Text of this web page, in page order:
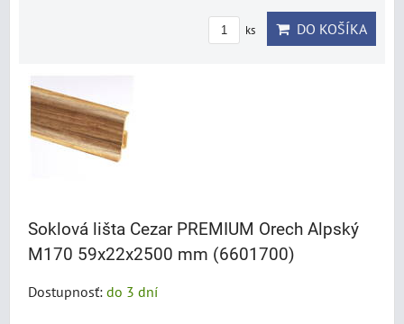
ks DO KOŠÍKA
Soklová lišta Cezar PREMIUM Orech Alpský
M170 59x22x2500 mm (6601700)
Dostupnosť: do 3 dní